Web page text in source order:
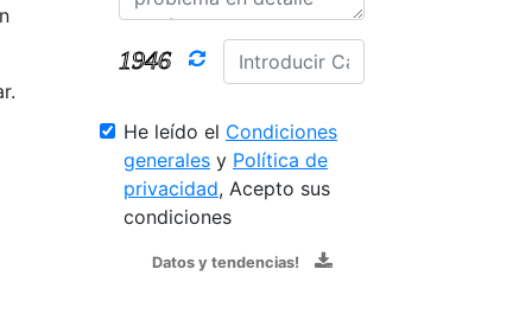
He leído el Condiciones
generales y Política de
privacidad, Acepto sus
condiciones
Datos y tendencias!